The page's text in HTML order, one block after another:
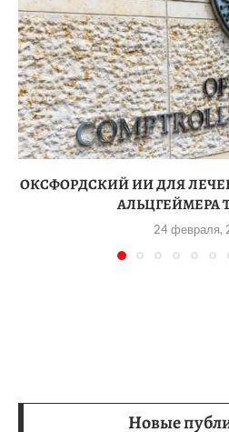
ОКСФОРДСКИЙ ИИ ДЛЯ
АЛЬЦГЕЙМЕРА
24 февраля,
Новые